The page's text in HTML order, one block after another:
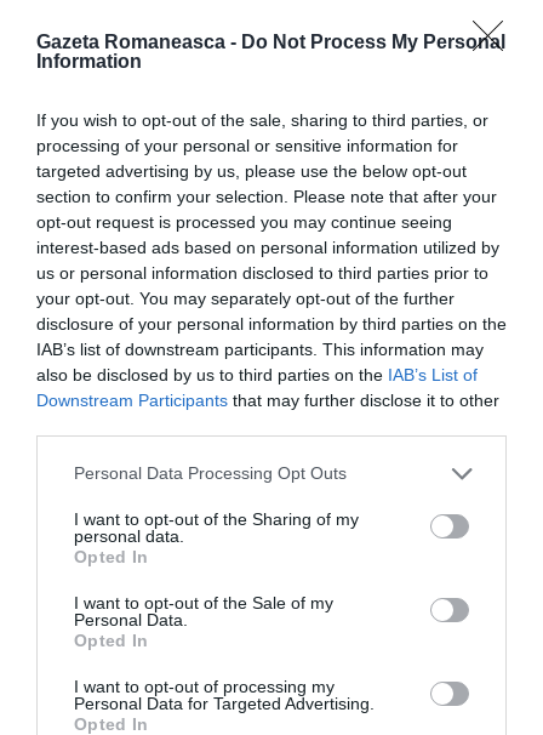
Gazeta Romaneasca - Do Not Process My Personal
Information
If you wish to opt-out of the sale, sharing to third parties, or
processing of your personal or sensitive information for
targeted advertising by us, please use the below opt-out
section to confirm your selection. Please note that after your
opt-out request is processed you may continue seeing
interest-based ads based on personal information utilized by
us or personal information disclosed to third parties prior to
your opt-out. You may separately opt-out of the further
disclosure of your personal information by third parties on the
IAB’s list of downstream participants. This information may
also be disclosed by us to third parties on the IAB’s List of
Downstream Participants that may further disclose it to other
Personal Data Processing Opt Outs
I want to opt-out of the Sharing of my
personal data.
Opted In
I want to opt-out of the Sale of my
Personal Data.
Opted In
I want to opt-out of processing my
Personal Data for Targeted Advertising.
Opted In
confiscarea echipamentelor informatice și a contului
„Foarte atent, încetează cu chestia asta de a lua
venitul de cetățenie că altfel te omor, dar ai înțeles?”.
Acestea sunt câteva dintre mesajele postate de un
singur utilizator, semnalate pe Twitter de Fratelli
d’Italia, și adresat Giorgei Meloni pentru opțiunile
guvernului privind venitul de cetățenie.
Intervine Poliția Poștală
Bărbatul – beneficiar al venitului de cetățenie, cu
condamnări anterioare pentru droguri datând din
2014 – le amenințase de mai multe ori pe Giorgia
oficial al Palazzo Chigi.
Fratelli d’Italia s-a raliat premierului, indicând
intimidarea ca fiind rezultatul climatului de ură